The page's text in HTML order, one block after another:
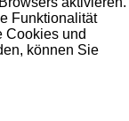
Funktionalität
Cookies und
können Sie